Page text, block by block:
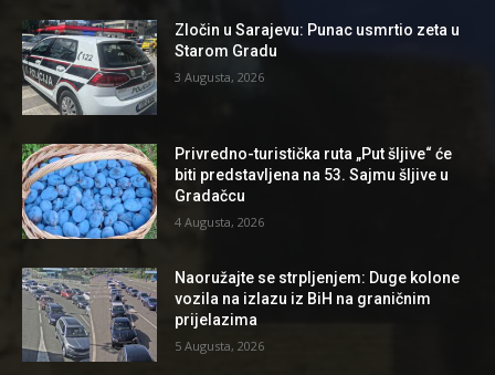
Zločin u Sarajevu: Punac usmrtio zeta u
Starom Gradu
3 Augusta, 2026
Privredno-turistička ruta „Put šljive“ će
biti predstavljena na 53. Sajmu šljive u
Gradačcu
4 Augusta, 2026
Naoružajte se strpljenjem: Duge kolone
vozila na izlazu iz BiH na graničnim
prijelazima
5 Augusta, 2026